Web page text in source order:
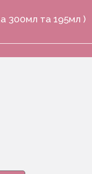
300мл та 195мл )